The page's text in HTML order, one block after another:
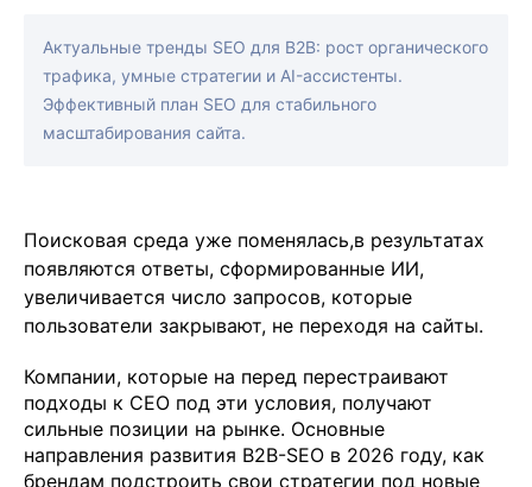
Актуальные тренды SEO для B2B: рост органического
трафика, умные стратегии и AI-ассистенты.
Эффективный план SEO для стабильного
масштабирования сайта.
Поисковая среда уже поменялась,в результатах
появляются ответы, сформированные ИИ,
увеличивается число запросов, которые
пользователи закрывают, не переходя на сайты.
Компании, которые на перед перестраивают
подходы к СЕО под эти условия, получают
сильные позиции на рынке. Основные
направления развития B2B-SEO в 2026 году, как
брендам подстроить свои стратегии под новые